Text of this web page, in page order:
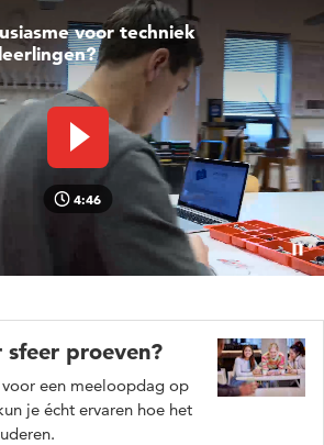
voor techniek
Video afspelen
4:46
sfeer proeven?
een meeloopdag op
je écht ervaren hoe het